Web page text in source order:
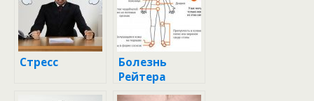
Стресс
Болезнь
Рейтера